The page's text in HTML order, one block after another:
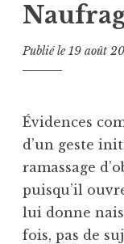
Publié le19 août
Évidences
d’un geste
ramassage
puisqu’il
lui donne
fois, pas de